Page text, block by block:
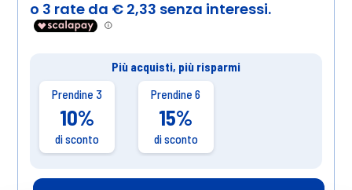
Più acquisti, più risparmi
Prendine 3
10%
di sconto
Prendine 6
15%
di sconto